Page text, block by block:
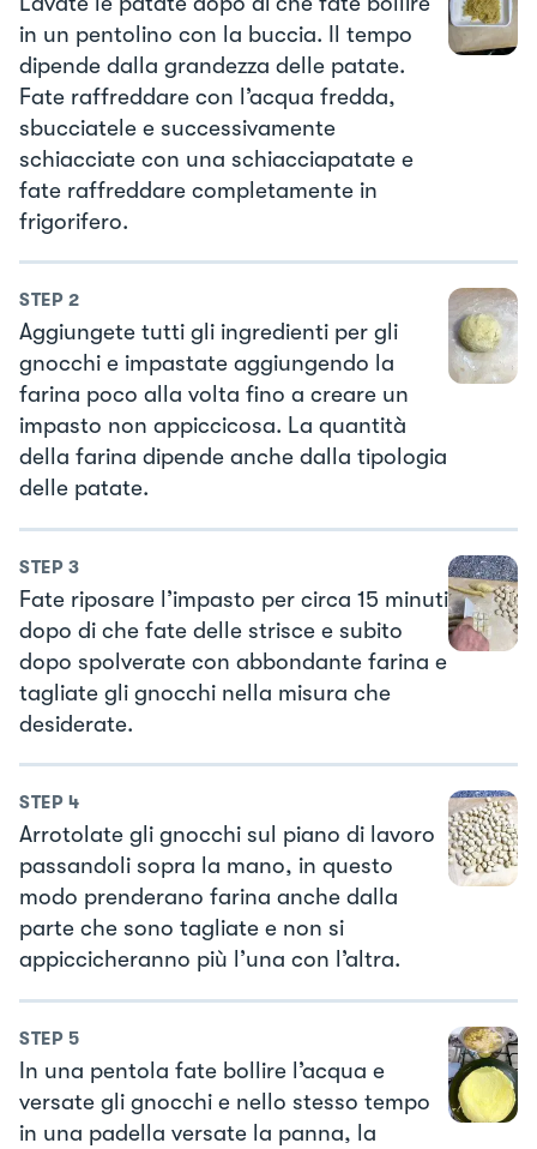
in un pentolino con la buccia. Il tempo
dipende dalla grandezza delle patate.
Fate raffreddare con l’acqua fredda,
sbucciatele e successivamente
schiacciate con una schiacciapatate e
fate raffreddare completamente in
frigorifero.
STEP 2
Aggiungete tutti gli ingredienti per gli
gnocchi e impastate aggiungendo la
farina poco alla volta fino a creare un
impasto non appiccicosa. La quantità
della farina dipende anche dalla tipologia
delle patate.
STEP 3
Fate riposare l’impasto per circa 15 minuti
dopo di che fate delle strisce e subito
dopo spolverate con abbondante farina e
tagliate gli gnocchi nella misura che
desiderate.
STEP 4
Arrotolate gli gnocchi sul piano di lavoro
passandoli sopra la mano, in questo
modo prenderano farina anche dalla
parte che sono tagliate e non si
appiccicheranno più l’una con l’altra.
STEP 5
In una pentola fate bollire l’acqua e
versate gli gnocchi e nello stesso tempo
in una padella versate la panna, la